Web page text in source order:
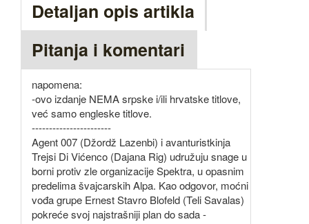
Detaljan opis artikla
Pitanja i komentari
napomena:
-ovo izdanje NEMA srpske i/ili hrvatske titlove,
već samo engleske titlove.
-----------------------
Agent 007 (Džordž Lazenbi) i avanturistkinja
Trejsi Di Vićenco (Dajana Rig) udružuju snage u
borni protiv zle organizacije Spektra, u opasnim
predelima švajcarskih Alpa. Kao odgovor, moćni
vođa grupe Ernest Stavro Blofeld (Teli Savalas)
pokreće svoj najstrašniji plan do sada -